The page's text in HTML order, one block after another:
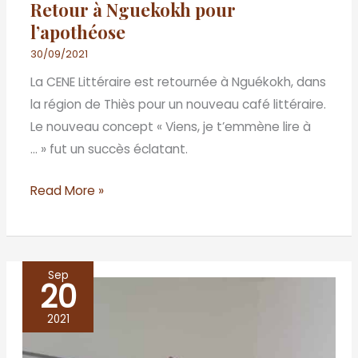
Retour à Nguekokh pour
l’apothéose
30/09/2021
La CENE Littéraire est retournée à Nguékokh, dans
la région de Thiès pour un nouveau café littéraire.
Le nouveau concept « Viens, je t’emmène lire à
… » fut un succès éclatant.
Read More »
Sep
20
2021
Thiénaba,
une